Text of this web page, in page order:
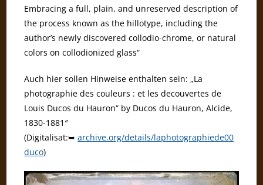
Embracing a full, plain, and unreserved description of
the process known as the hillotype, including the
author’s newly discovered collodio-chrome, or natural
colors on collodionized glass“
Auch hier sollen Hinweise enthalten sein: „La
photographie des couleurs : et les decouvertes de
Louis Ducos du Hauron“ by Ducos du Hauron, Alcide,
1830-1881″
(Digitalisat:➥archive.org/details/laphotographiede00
duco)